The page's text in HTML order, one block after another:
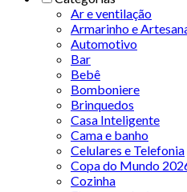
Ar e ventilação
Armarinho e
Automotivo
Bar
Bebê
Bomboniere
Brinquedos
Casa Inteligente
Cama e banho
Celulares e Telefonia
Copa do Mundo
Cozinha